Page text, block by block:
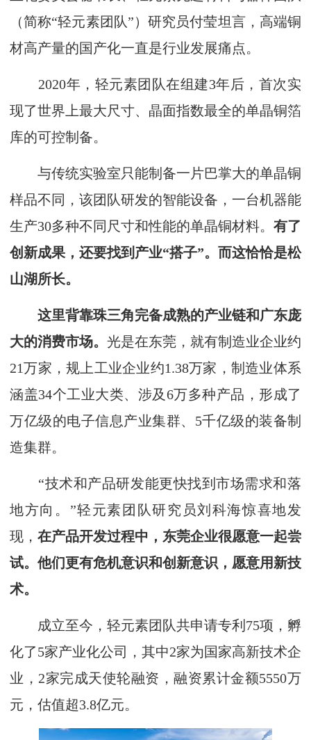
（简称“轻元素团队”）研究员付莹坦言，高端铜
材高产量的国产化一直是行业发展痛点。
2020年，轻元素团队在组建3年后，首次实
现了世界上最大尺寸、晶面指数最全的单晶铜箔
库的可控制备。
与传统实验室只能制备一片巴掌大的单晶铜
样品不同，该团队研发的智能设备，一台机器能
生产30多种不同尺寸和性能的单晶铜材料。 有了
创新成果，还要找到产业“搭子”。而这恰恰是松
山湖所长。
这里背靠珠三角完备成熟的产业链和广东庞
大的消费市场。 光是在东莞，就有制造业企业约
21万家，规上工业企业约1.38万家，制造业体系
涵盖34个工业大类、涉及6万多种产品，形成了
万亿级的电子信息产业集群、5千亿级的装备制
造集群。
“技术和产品研发能更快找到市场需求和落
地方向。”轻元素团队研究员刘科海惊喜地发
现， 在产品开发过程中，东莞企业很愿意一起尝
试。他们更有危机意识和创新意识，愿意用新技
术。
成立至今，轻元素团队共申请专利75项，孵
化了5家产业化公司，其中2家为国家高新技术企
业，2家完成天使轮融资，融资累计金额5550万
元，估值超3.8亿元。